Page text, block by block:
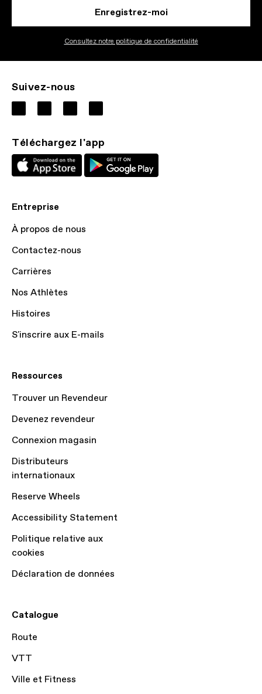
Enregistrez-moi
Consultez notre politique de confidentialité
Suivez-nous
Téléchargez l'app
Entreprise
À propos de nous
Contactez-nous
Carrières
Nos Athlètes
Histoires
S'inscrire aux E-mails
Ressources
Trouver un Revendeur
Devenez revendeur
Connexion magasin
Distributeurs
internationaux
Reserve Wheels
Accessibility Statement
Politique relative aux
cookies
Déclaration de données
Catalogue
Route
VTT
Ville et Fitness